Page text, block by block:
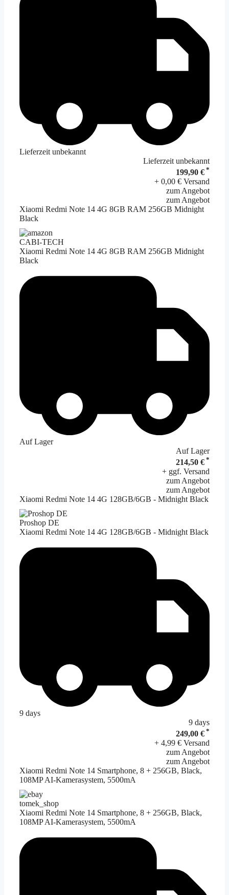
Lieferzeit unbekannt
Lieferzeit unbekannt
199,90 € *
+ 0,00 € Versand
zum Angebot
zum Angebot
Xiaomi Redmi Note 14 4G 8GB RAM 256GB Midnight
Black
CABI-TECH
Xiaomi Redmi Note 14 4G 8GB RAM 256GB Midnight
Black
Auf Lager
Auf Lager
214,50 € *
+ ggf. Versand
zum Angebot
zum Angebot
Xiaomi Redmi Note 14 4G 128GB/6GB - Midnight Black
Proshop DE
Xiaomi Redmi Note 14 4G 128GB/6GB - Midnight Black
9 days
9 days
249,00 € *
+ 4,99 € Versand
zum Angebot
zum Angebot
Xiaomi Redmi Note 14 Smartphone, 8 + 256GB, Black,
108MP AI-Kamerasystem, 5500mA
tomek_shop
Xiaomi Redmi Note 14 Smartphone, 8 + 256GB, Black,
108MP AI-Kamerasystem, 5500mA